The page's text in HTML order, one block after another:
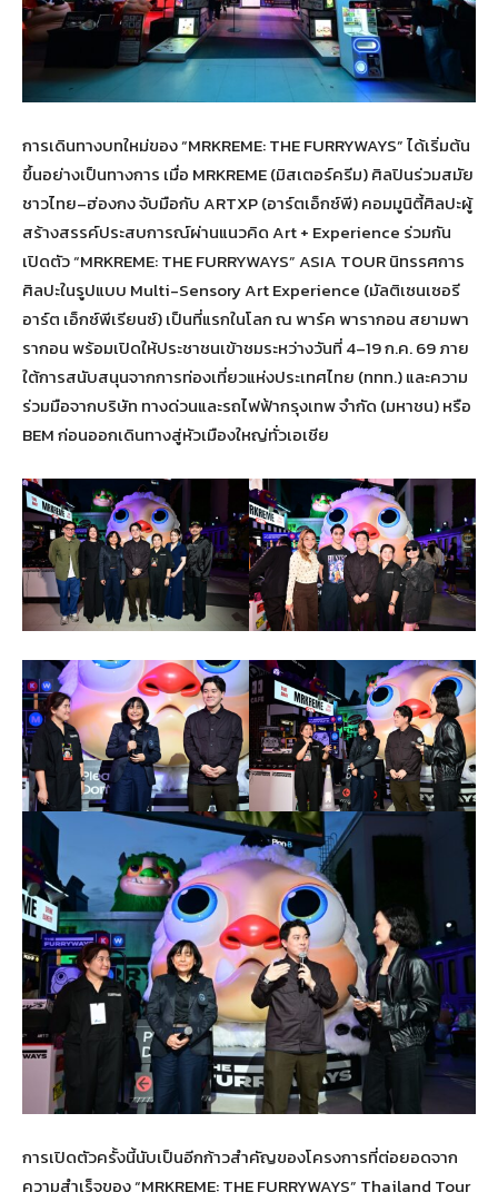
การเดินทางบทใหม่ของ “MRKREME: THE FURRYWAYS” ได้เริ่มต้น
ขึ้นอย่างเป็นทางการ เมื่อ MRKREME (มิสเตอร์ครีม) ศิลปินร่วมสมัย
ชาวไทย–ฮ่องกง จับมือกับ ARTXP (อาร์ตเอ็กซ์พี) คอมมูนิตี้ศิลปะผู้
สร้างสรรค์ประสบการณ์ผ่านแนวคิด Art + Experience ร่วมกัน
เปิดตัว “MRKREME: THE FURRYWAYS” ASIA TOUR นิทรรศการ
ศิลปะในรูปแบบ Multi-Sensory Art Experience (มัลติเซนเซอรี
อาร์ต เอ็กซ์พีเรียนซ์) เป็นที่แรกในโลก ณ พาร์ค พารากอน สยามพา
รากอน พร้อมเปิดให้ประชาชนเข้าชมระหว่างวันที่ 4–19 ก.ค. 69 ภาย
ใต้การสนับสนุนจากการท่องเที่ยวแห่งประเทศไทย (ททท.) และความ
ร่วมมือจากบริษัท ทางด่วนและรถไฟฟ้ากรุงเทพ จำกัด (มหาชน) หรือ
BEM ก่อนออกเดินทางสู่หัวเมืองใหญ่ทั่วเอเชีย
การเปิดตัวครั้งนี้นับเป็นอีกก้าวสำคัญของโครงการที่ต่อยอดจาก
ความสำเร็จของ “MRKREME: THE FURRYWAYS” Thailand Tour